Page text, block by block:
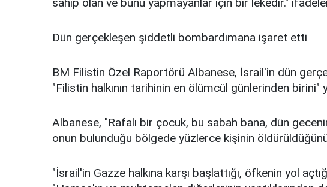
sahip olan ve bunu yapmayanlar için bir lekedir."
Dün gerçekleşen şiddetli bombardımana işaret etti
BM Filistin Özel Raportörü Albanese, İsrail'in dün
"Filistin halkının tarihinin en ölümcül günlerinden birini"
Albanese, "Rafalı bir çocuk, bu sabah bana, dün
onun bulunduğu bölgede yüzlerce kişinin
"İsrail'in Gazze halkına karşı başlattığı, öfkenin yol